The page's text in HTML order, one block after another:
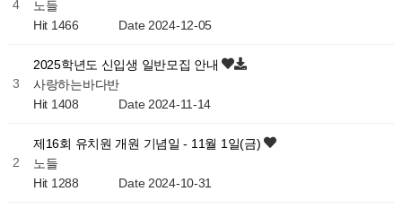
4
노들
Hit 1466 Date 2024-12-05
3
2025학년도 신입생 일반모집 안내
사랑하는바다반
Hit 1408 Date 2024-11-14
2
제16회 유치원 개원 기념일 - 11월 1일(금)
노들
Hit 1288 Date 2024-10-31